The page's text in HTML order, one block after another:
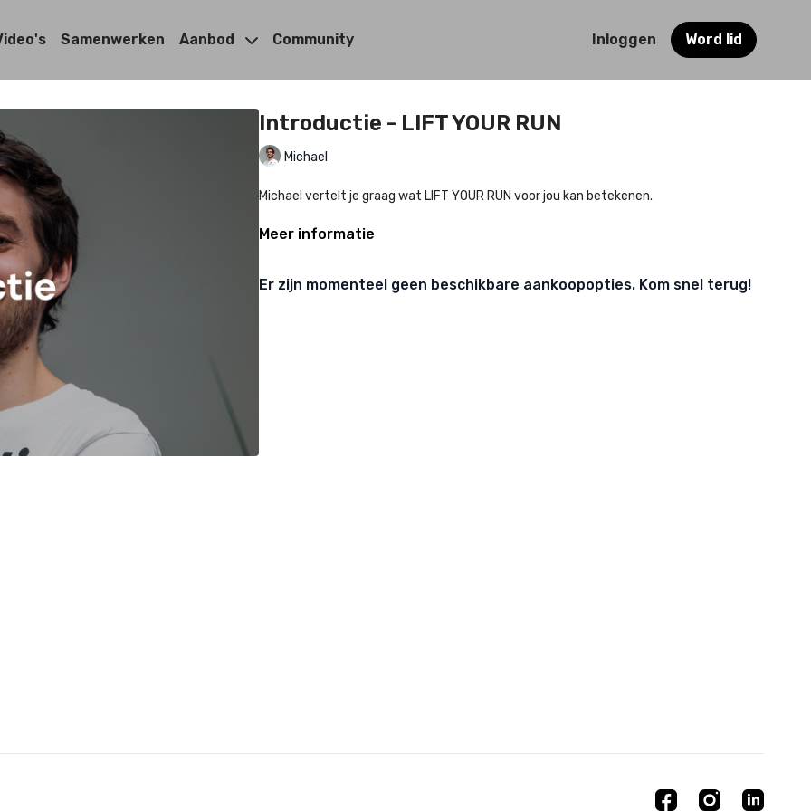
Samenwerken Aanbod Community Inloggen Word lid
Introductie - LIFT YOUR RUN
Michael
Michael vertelt je graag wat LIFT YOUR RUN voor jou kan betekenen.
Meer informatie
Er zijn momenteel geen beschikbare aankoopopties. Kom snel terug!